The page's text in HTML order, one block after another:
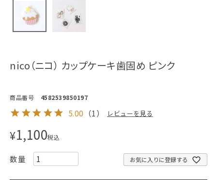
nico（ニコ） カップケーキ歯固め ピンク
商品番号 4582539850197
5.00 （1） レビューを見る
¥1,100税込
お気に入りに登録する